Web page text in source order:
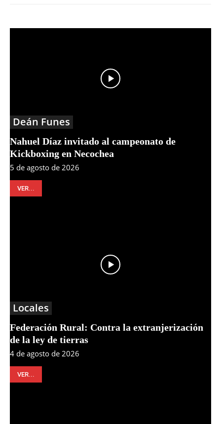
Deán Funes
Nahuel Díaz invitado al campeonato de
Kickboxing en Necochea
5 de agosto de 2026
VER...
Locales
Federación Rural: Contra la extranjerización
de la ley de tierras
4 de agosto de 2026
VER...